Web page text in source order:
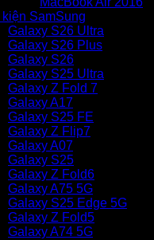
kiện SamSung
Galaxy S26 Ultra
Galaxy S26 Plus
Galaxy S26
Galaxy S25 Ultra
Galaxy Z Fold 7
Galaxy A17
Galaxy S25 FE
Galaxy Z Flip7
Galaxy A07
Galaxy S25
Galaxy Z Fold6
Galaxy A75 5G
Galaxy S25 Edge 5G
Galaxy Z Fold5
Galaxy A74 5G